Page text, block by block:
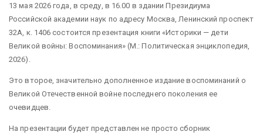
13 мая 2026 года, в среду, в 16.00 в здании Президиума
Российской академии наук по адресу Москва, Ленинский проспект
32А, к. 1406 состоится презентация книги «Историки — дети
Великой войны: Воспоминания» (М.: Политическая энциклопедия,
2026).
Это второе, значительно дополненное издание воспоминаний о
Великой Отечественной войне последнего поколения ее
очевидцев.
На презентации будет представлен не просто сборник